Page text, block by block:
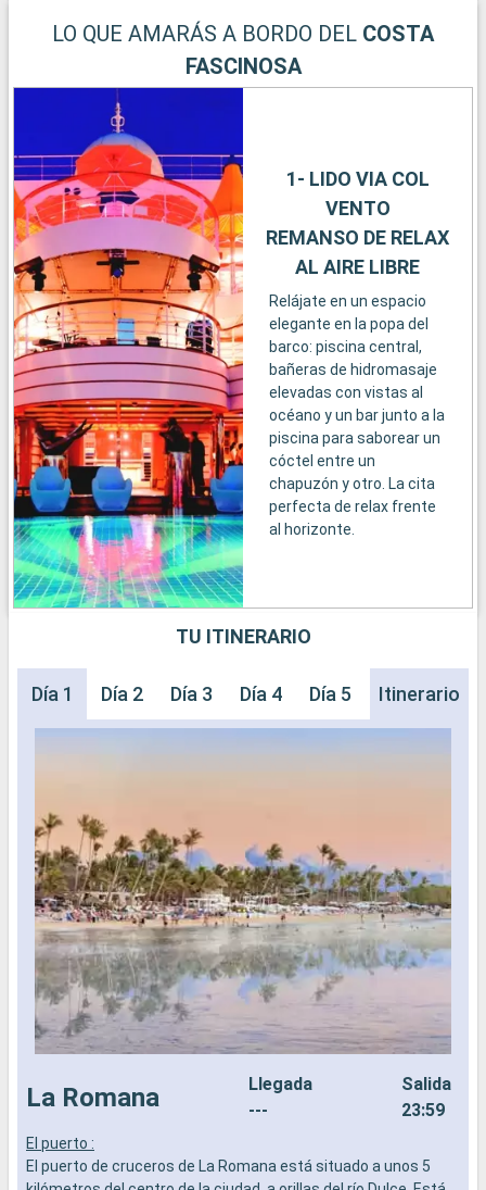
LO QUE AMARÁS A BORDO DEL COSTA
FASCINOSA
1- LIDO VIA COL
VENTO
REMANSO DE RELAX
AL AIRE LIBRE
Relájate en un espacio
elegante en la popa del
barco: piscina central,
bañeras de hidromasaje
elevadas con vistas al
océano y un bar junto a la
piscina para saborear un
cóctel entre un
chapuzón y otro. La cita
perfecta de relax frente
al horizonte.
TU ITINERARIO
Día 1 Día 2 Día 3 Día 4 Día 5 Día 6 Día
Itinerario
La Romana
Llegada
---
Salida
23:59
El puerto :
El puerto de cruceros de La Romana está situado a unos 5